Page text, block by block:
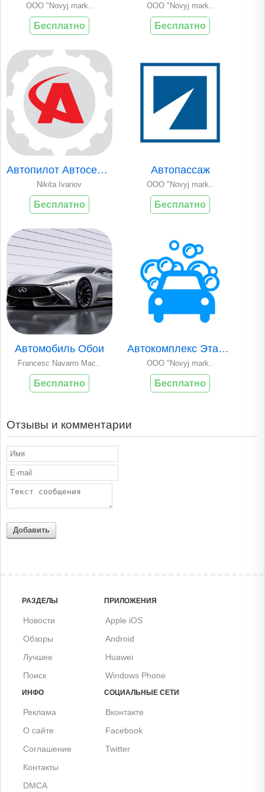
OOO "Novyj mark..
Бесплатно
OOO "Novyj mark..
Бесплатно
Автопилот Автосервис
Nikita Ivanov
Бесплатно
Автопассаж
OOO "Novyj mark..
Бесплатно
Автомобиль Обои
Francesc Navarro Mac..
Бесплатно
Автокомплекс Эталон
OOO "Novyj mark..
Бесплатно
Отзывы и комментарии
Добавить
РАЗДЕЛЫ
Новости
Обзоры
Лучшее
Поиск
ПРИЛОЖЕНИЯ
Apple iOS
Android
Huawei
Windows Phone
ИНФО
Реклама
О сайте
Соглашение
Контакты
DMCA
СОЦИАЛЬНЫЕ СЕТИ
Вконтакте
Facebook
Twitter